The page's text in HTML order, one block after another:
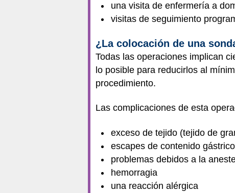
una visita de enfermería a
visitas de seguimiento
¿La colocación de una
Todas las operaciones implican
lo posible para reducirlos al
procedimiento.
Las complicaciones de esta
exceso de tejido (tejido de
escapes de contenido gástrico
problemas debidos a la
hemorragia
una reacción alérgica